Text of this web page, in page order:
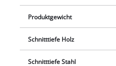
Produktgewicht
Schnitttiefe Holz
Schnitttiefe Stahl